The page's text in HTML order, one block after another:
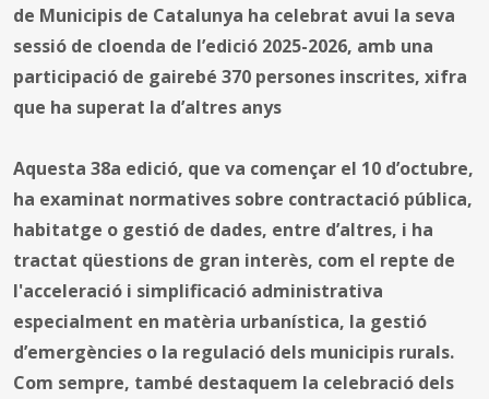
de Municipis de Catalunya ha celebrat avui la seva
sessió de cloenda de l’edició 2025-2026, amb una
participació de gairebé 370 persones inscrites, xifra
que ha superat la d’altres anys
Aquesta 38a edició, que va començar el 10 d’octubre,
ha examinat normatives sobre contractació pública,
habitatge o gestió de dades, entre d’altres, i ha
tractat qüestions de gran interès, com el repte de
l'acceleració i simplificació administrativa
especialment en matèria urbanística, la gestió
d’emergències o la regulació dels municipis rurals.
Com sempre, també destaquem la celebració dels